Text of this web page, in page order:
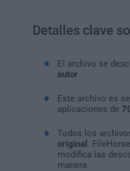
Detalles clave
El archivo se
autor
Este archivo es
aplicaciones de
Todos los
original
.
modifica las
manera